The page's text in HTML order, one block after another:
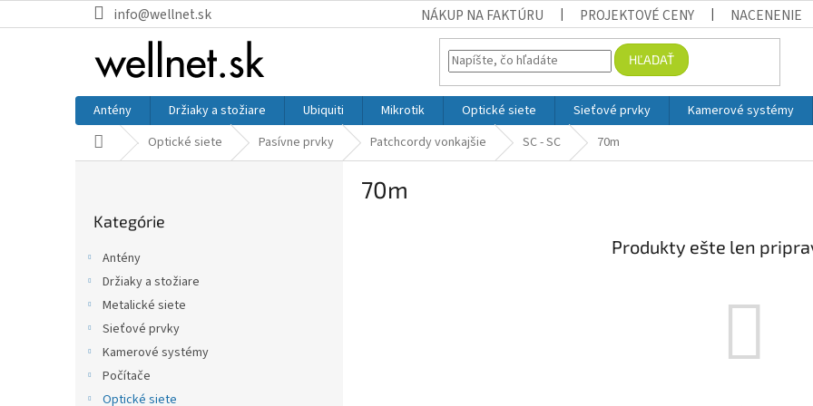
info@wellnet.sk NÁKUP NA FAKTÚRU PROJEKTOVÉ CENY NACENENIE
HĽADAŤ
Antény Držiaky a stožiare Ubiquiti Mikrotik Optické siete Sieťové prvky Kamerové systémy
Domov Optické siete Pasívne prvky Patchcordy vonkajšie SC - SC 70m
Kategórie
Antény
Držiaky a stožiare
Metalické siete
Sieťové prvky
Kamerové systémy
Počítače
Optické siete
70m
Produkty ešte len